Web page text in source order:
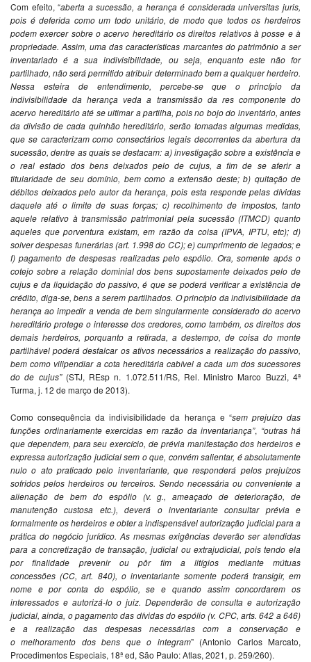
Com efeito, “aberta a sucessão, a herança é considerada universitas juris,
pois é deferida como um todo unitário, de modo que todos os herdeiros
podem exercer sobre o acervo hereditário os direitos relativos à posse e à
propriedade. Assim, uma das características marcantes do patrimônio a ser
inventariado é a sua indivisibilidade, ou seja, enquanto este não for
partilhado, não será permitido atribuir determinado bem a qualquer herdeiro.
Nessa esteira de entendimento, percebe-se que o princípio da
indivisibilidade da herança veda a transmissão da res componente do
acervo hereditário até se ultimar a partilha, pois no bojo do inventário, antes
da divisão de cada quinhão hereditário, serão tomadas algumas medidas,
que se caracterizam como consectários legais decorrentes da abertura da
sucessão, dentre as quais se destacam: a) investigação sobre a existência e
o real estado dos bens deixados pelo de cujus, a fim de se aferir a
titularidade de seu domínio, bem como a extensão deste; b) quitação de
débitos deixados pelo autor da herança, pois esta responde pelas dívidas
daquele até o limite de suas forças; c) recolhimento de impostos, tanto
aquele relativo à transmissão patrimonial pela sucessão (ITMCD) quanto
aqueles que porventura existam, em razão da coisa (IPVA, IPTU, etc); d)
solver despesas funerárias (art. 1.998 do CC); e) cumprimento de legados; e
f) pagamento de despesas realizadas pelo espólio. Ora, somente após o
cotejo sobre a relação dominial dos bens supostamente deixados pelo de
cujus e da liquidação do passivo, é que se poderá verificar a existência de
crédito, diga-se, bens a serem partilhados. O princípio da indivisibilidade da
herança ao impedir a venda de bem singularmente considerado do acervo
hereditário protege o interesse dos credores, como também, os direitos dos
demais herdeiros, porquanto a retirada, a destempo, de coisa do monte
partilhável poderá desfalcar os ativos necessários a realização do passivo,
bem como vilipendiar a cota hereditária cabível a cada um dos sucessores
do de cujus” (STJ, REsp n. 1.072.511/RS, Rel. Ministro Marco Buzzi, 4ª
Turma, j. 12 de março de 2013).
Como consequência da indivisibilidade da herança e “sem prejuízo das
funções ordinariamente exercidas em razão da inventariança”, “outras há
que dependem, para seu exercício, de prévia manifestação dos herdeiros e
expressa autorização judicial sem o que, convém salientar, é absolutamente
nulo o ato praticado pelo inventariante, que responderá pelos prejuízos
sofridos pelos herdeiros ou terceiros. Sendo necessária ou conveniente a
alienação de bem do espólio (v. g., ameaçado de deterioração, de
manutenção custosa etc.), deverá o inventariante consultar prévia e
formalmente os herdeiros eobter a indispensável autorização judicial para a
prática do negócio jurídico. As mesmas exigências deverão ser atendidas
para a concretização de transação, judicial ou extrajudicial, pois tendo ela
por
finalidade prevenir ou pôr fim a litígios mediante mútuas
concessões (CC, art. 840), o inventariante somente poderá transigir, em
nome e por conta do espólio, se e quando assim concordarem os
interessados e autorizá-lo o juiz. Dependerão de consulta e autorização
judicial, ainda, opagamento das dívidas do espólio (v. CPC, arts. 642 a 646)
e a
realização das despesas necessárias com a conservação e
o melhoramento dos bens que o integram” (Antonio Carlos Marcato,
Procedimentos Especiais, 18ª ed, São Paulo: Atlas, 2021, p. 259/260).